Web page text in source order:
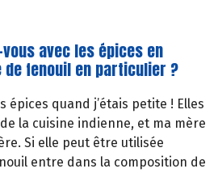
avec les épices en
fenouil en particulier ?
épices quand j’étais petite ! Elles
la cuisine indienne, et ma mère
Si elle peut être utilisée
entre dans la composition de